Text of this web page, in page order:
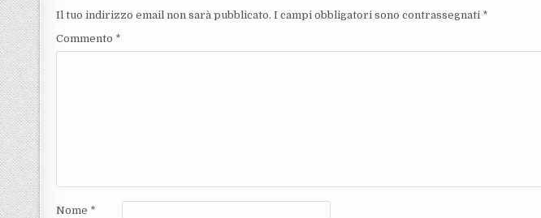
Il tuo indirizzo email non sarà pubblicato. I campi obbligatori sono contrassegnati *
Commento *
Nome *